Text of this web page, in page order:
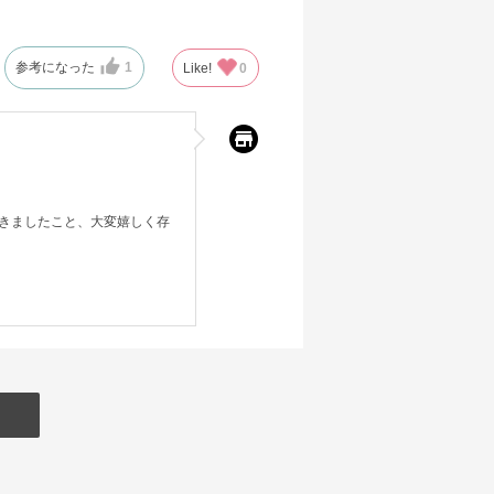
参考になった 1 Like! 0
ましたこと、大変嬉しく存